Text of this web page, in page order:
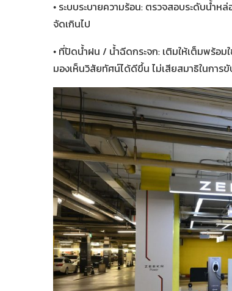
• ระบบระบายความร้อน: ตรวจสอบระดับน้ำห
จัดเกินไป
• ที่ปัดน้ำฝน / น้ำฉีดกระจก: เติมให้เต็มพร้อม
มองเห็นวิสัยทัศน์ได้ดีขึ้น ไม่เสียสมาธิในการ